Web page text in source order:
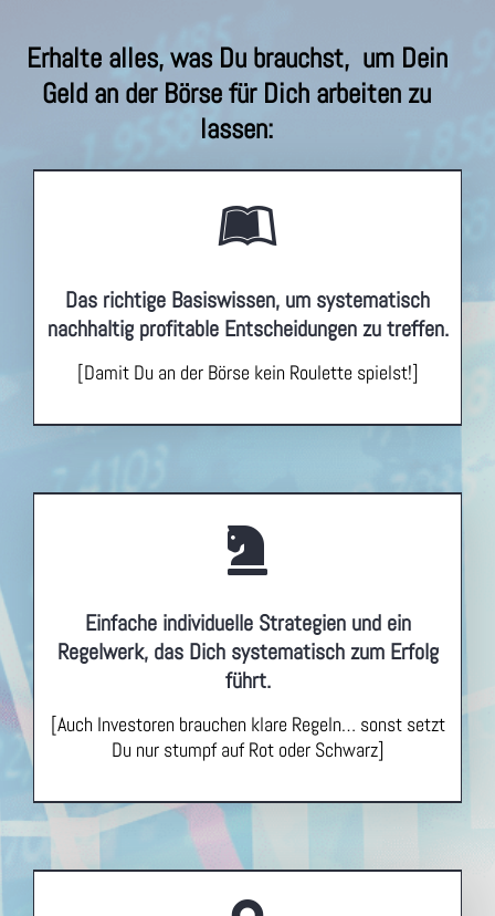
Erhalte alles, was Du brauchst, um Dein
Geld an der Börse für Dich arbeiten zu
lassen:
Das richtige Basiswissen, um systematisch
nachhaltig profitable Entscheidungen zu treffen.
[Damit Du an der Börse kein Roulette spielst!]
Einfache individuelle Strategien und ein
Regelwerk, das Dich systematisch zum Erfolg
führt.
[Auch Investoren brauchen klare Regeln… sonst setzt
Du nur stumpf auf Rot oder Schwarz]